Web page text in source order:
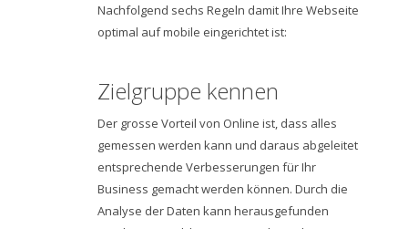
Nachfolgend sechs Regeln damit Ihre Webseite
optimal auf mobile eingerichtet ist:
Zielgruppe kennen
Der grosse Vorteil von Online ist, dass alles
gemessen werden kann und daraus abgeleitet
entsprechende Verbesserungen für Ihr
Business gemacht werden können. Durch die
Analyse der Daten kann herausgefunden